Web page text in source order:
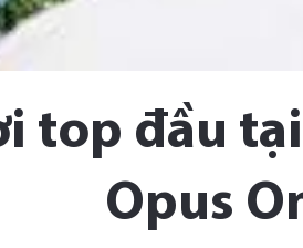
top đầu
Opus